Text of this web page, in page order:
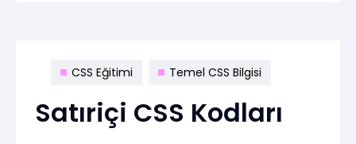
CSS Eğitimi Temel CSS Bilgisi
Satıriçi CSS Kodları